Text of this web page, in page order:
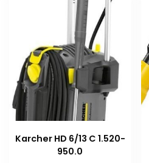
Karcher HD 6/13 C 1.520-
950.0